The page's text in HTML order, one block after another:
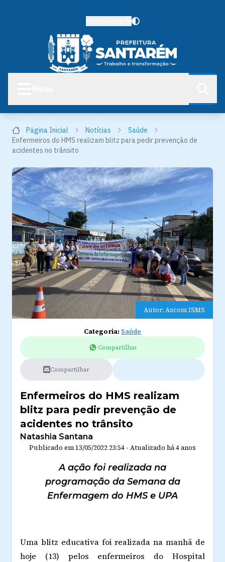
Página Inicial Notícias
Saúde
Enfermeiros do HMS realizam blitz para pedir prevenção de
acidentes no trânsito
Autor: Ascom ISMS
Categoria: Saúde
Compartilhar
Compartilhar
Enfermeiros do HMS realizam
blitz para pedir prevenção de
acidentes no trânsito
Natashia Santana
Publicado em 13/05/2022 23:54 - Atualizado há 4 anos
A ação foi realizada na
programação da Semana da
Enfermagem do HMS e UPA
Uma blitz educativa foi realizada na manhã de
hoje (13) pelos enfermeiros do Hospital